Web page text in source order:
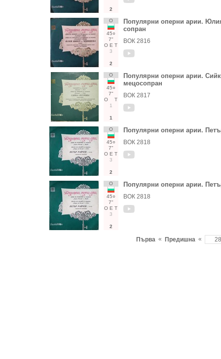
2
О
45○
7"
О Е Т
3
2
Популярни оперни арии.
сопран
ВОК 2816
О
45○
7"
О
Т
1
1
Популярни оперни арии.
мецосопран
ВОК 2817
О
45○
7"
О Е Т
3
2
Популярни оперни арии.
ВОК 2818
О
45○
7"
О Е Т
3
2
Популярни оперни арии.
ВОК 2818
Първа « Предишна «